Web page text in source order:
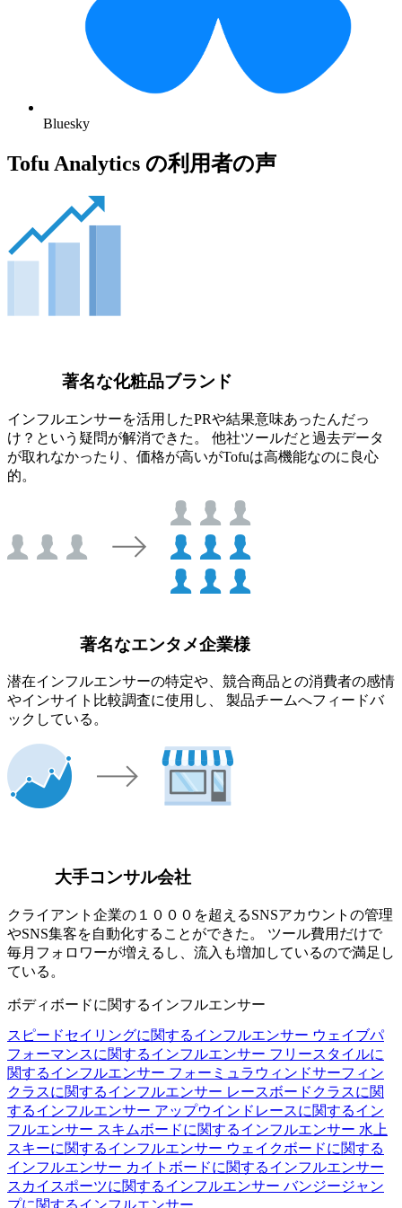
Bluesky
Tofu Analytics の利用者の声
著名な化粧品ブランド
インフルエンサーを活用したPRや結果意味あったんだっ
け？という疑問が解消できた。 他社ツールだと過去データ
が取れなかったり、価格が高いがTofuは高機能なのに良心
的。
著名なエンタメ企業様
潜在インフルエンサーの特定や、競合商品との消費者の感情
やインサイト比較調査に使用し、 製品チームへフィードバ
ックしている。
大手コンサル会社
クライアント企業の１０００を超えるSNSアカウントの管理
やSNS集客を自動化することができた。 ツール費用だけで
毎月フォロワーが増えるし、流入も増加しているので満足し
ている。
ボディボードに関するインフルエンサー
スピードセイリングに関するインフルエンサー ウェイブパ
フォーマンスに関するインフルエンサー フリースタイルに
関するインフルエンサー フォーミュラウィンドサーフィン
クラスに関するインフルエンサー レースボードクラスに関
するインフルエンサー アップウインドレースに関するイン
フルエンサー スキムボードに関するインフルエンサー 水上
スキーに関するインフルエンサー ウェイクボードに関する
インフルエンサー カイトボードに関するインフルエンサー
スカイスポーツに関するインフルエンサー バンジージャン
プに関するインフルエンサー